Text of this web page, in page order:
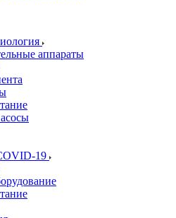
аппараты
19